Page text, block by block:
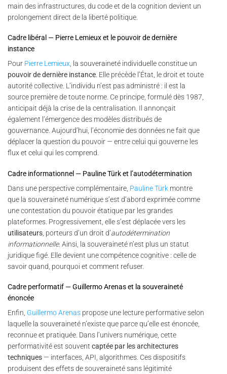
main des infrastructures, du code et de la cognition devient un
prolongement direct de la liberté politique.
Cadre libéral — Pierre Lemieux et le pouvoir de dernière
instance
Pour Pierre Lemieux, la souveraineté individuelle constitue un
pouvoir de dernière instance. Elle précède l’État, le droit et toute
autorité collective. L’individu n’est pas administré : il est la
source première de toute norme. Ce principe, formulé dès 1987,
anticipait déjà la crise de la centralisation. Il annonçait
également l’émergence des modèles distribués de
gouvernance. Aujourd’hui, l’économie des données ne fait que
déplacer la question du pouvoir — entre celui qui gouverne les
flux et celui qui les comprend.
Cadre informationnel — Pauline Türk et l’autodétermination
Dans une perspective complémentaire, Pauline Türk montre
que la souveraineté numérique s’est d’abord exprimée comme
une contestation du pouvoir étatique par les grandes
plateformes. Progressivement, elle s’est déplacée vers les
utilisateurs , porteurs d’un droit d’autodétermination
informationnelle. Ainsi, la souveraineté n’est plus un statut
juridique figé. Elle devient une compétence cognitive : celle de
savoir quand, pourquoi et comment refuser.
Cadre performatif — Guillermo Arenas et la souveraineté
énoncée
Enfin, Guillermo Arenas propose une lecture performative selon
laquelle la souveraineté n’existe que parce qu’elle est énoncée,
reconnue et pratiquée. Dans l’univers numérique, cette
performativité est souvent captée par les architectures
techniques — interfaces, API, algorithmes. Ces dispositifs
produisent des effets de souveraineté sans légitimité